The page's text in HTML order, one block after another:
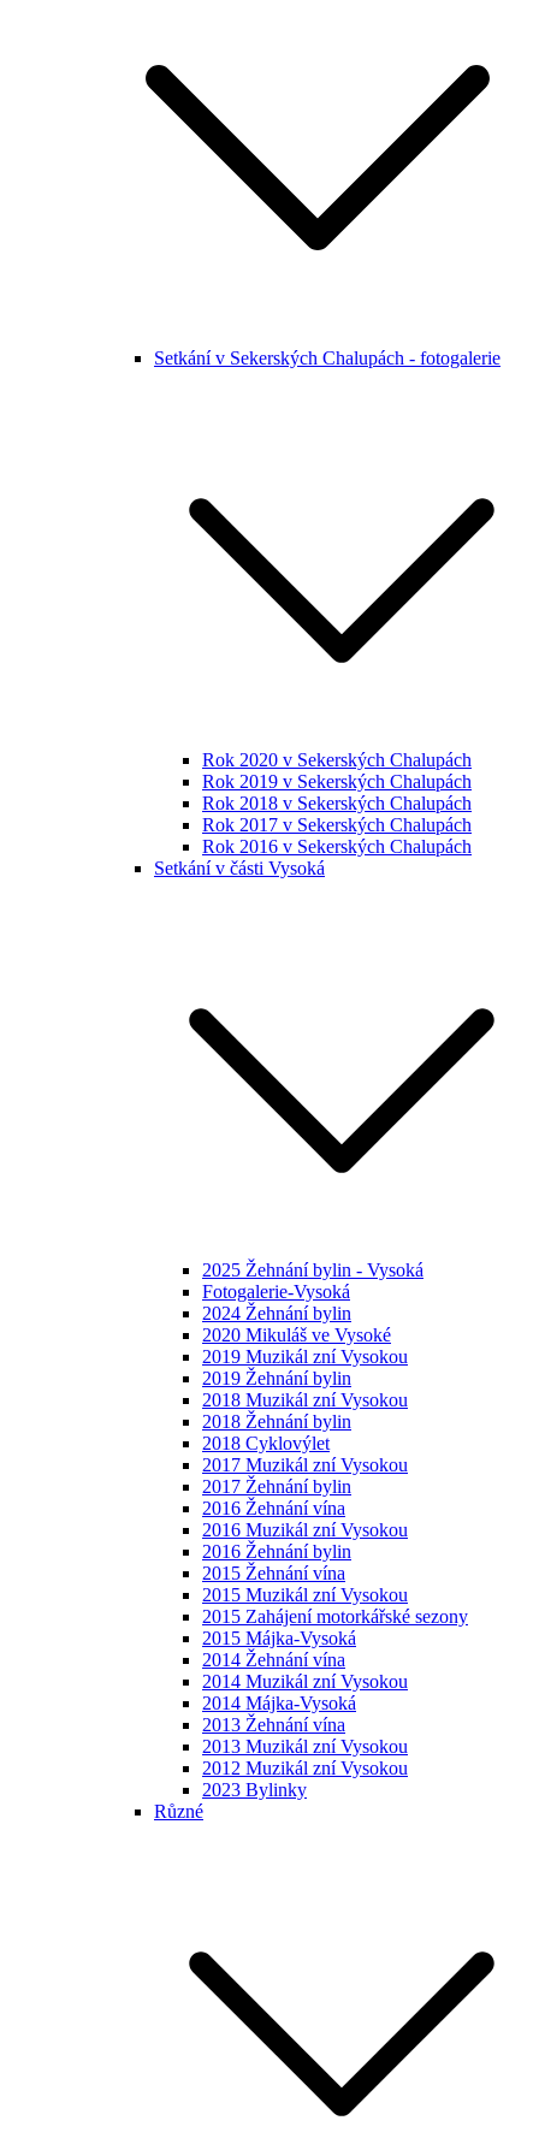
Setkání v Sekerských Chalupách - fotogalerie
Rok 2020 v Sekerských Chalupách
Rok 2019 v Sekerských Chalupách
Rok 2018 v Sekerských Chalupách
Rok 2017 v Sekerských Chalupách
Rok 2016 v Sekerských Chalupách
Setkání v části Vysoká
2025 Žehnání bylin - Vysoká
Fotogalerie-Vysoká
2024 Žehnání bylin
2020 Mikuláš ve Vysoké
2019 Muzikál zní Vysokou
2019 Žehnání bylin
2018 Muzikál zní Vysokou
2018 Žehnání bylin
2018 Cyklovýlet
2017 Muzikál zní Vysokou
2017 Žehnání bylin
2016 Žehnání vína
2016 Muzikál zní Vysokou
2016 Žehnání bylin
2015 Žehnání vína
2015 Muzikál zní Vysokou
2015 Zahájení motorkářské sezony
2015 Májka-Vysoká
2014 Žehnání vína
2014 Muzikál zní Vysokou
2014 Májka-Vysoká
2013 Žehnání vína
2013 Muzikál zní Vysokou
2012 Muzikál zní Vysokou
2023 Bylinky
Různé